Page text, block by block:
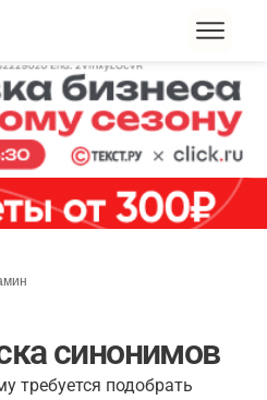
синонимов
требуется подобрать